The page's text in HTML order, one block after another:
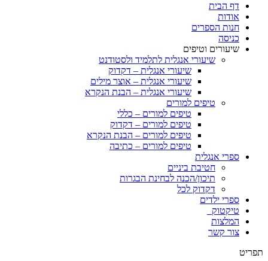
דף הבית
אודות
חנות הספרים
כניסה
שיעורים וטיפים
שיעורי אנגלית לתלמיד ולסטודנט
שיעורי אנגלית – דקדוק
שיעורי אנגלית – אוצר מילים
שיעורי אנגלית – הבנת הנקרא
טיפים למורים
טיפים למורים – כללי
טיפים למורים – דקדוק
טיפים למורים – הבנת הנקרא
טיפים למורים – כתיבה
ספרי אנגלית
חטיבת ביניים
תיכון/הכנה לבחינת הבגרות
דקדוק לכל
ספרי ילדים
טיקטוק
המלצות
צור קשר
תפריט